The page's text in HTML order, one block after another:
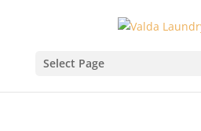
Select Page